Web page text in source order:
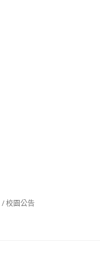
/校園公告